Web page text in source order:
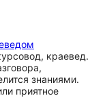
краевед.
знаниями.
приятное